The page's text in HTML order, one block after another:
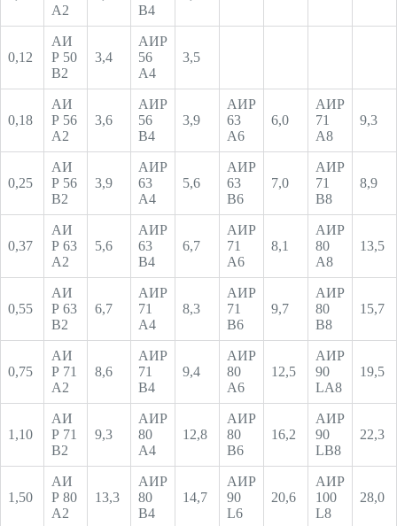
А2
В4
0,12
АИ
Р 50
В2
3,4
АИР
56
А4
3,5
0,18
АИ
Р 56
А2
3,6
АИР
56
В4
3,9
АИР
63
А6
6,0
АИР
71
А8
9,3
0,25
АИ
Р 56
В2
3,9
АИР
63
А4
5,6
АИР
63
В6
7,0
АИР
71
В8
8,9
0,37
АИ
Р 63
А2
5,6
АИР
63
В4
6,7
АИР
71
А6
8,1
АИР
80
А8
13,5
0,55
АИ
Р 63
В2
6,7
АИР
71
А4
8,3
АИР
71
В6
9,7
АИР
80
В8
15,7
0,75
АИ
Р 71
А2
8,6
АИР
71
В4
9,4
АИР
80
А6
12,5
АИР
90
LA8
19,5
1,10
АИ
Р 71
В2
9,3
АИР
80
А4
12,8
АИР
80
В6
16,2
АИР
90
LВ8
22,3
1,50
АИ
Р 80
А2
13,3
АИР
80
В4
14,7
АИР
90
L6
20,6
АИР
100
L8
28,0